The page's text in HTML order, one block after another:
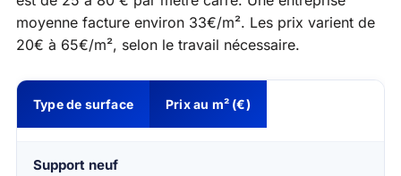
moyenne facture environ 33€/m². Les prix varient de
20€ à 65€/m², selon le travail nécessaire.
Type de surface Prix au m² (€)
Support neuf